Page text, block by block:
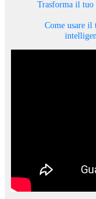
Trasforma il tuo
Come usare il